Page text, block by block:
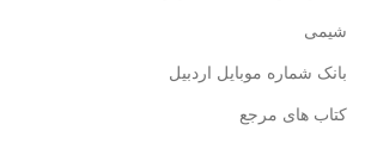
شیمی
بانک شماره موبایل اردبیل
کتاب های مرجع